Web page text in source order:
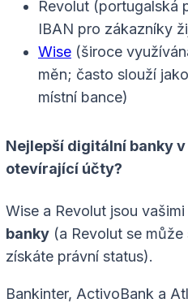
Revolut (portugalská
IBAN pro zákazníky
Wise (široce
měn; často slouží
místní bance)
Nejlepší digitální banky
otevírající účty?
Wise a Revolut jsou
banky (a Revolut se
získáte právní status).
Bankinter, ActivoBank a